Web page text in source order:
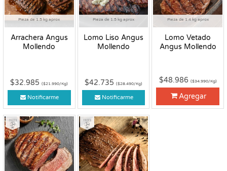
Pieza de 1.5 kg aprox
Arrachera Angus
Mollendo
$32.985($21.990/Kg)
Notificarme
Pieza de 1.5 kg aprox
Lomo Liso Angus
Mollendo
$42.735 ($28.490/Kg)
Notificarme
Pieza de 1.4 kg aprox
Lomo Vetado
Angus Mollendo
$48.986 ($34.990/Kg)
Agregar
Fresco Fresco